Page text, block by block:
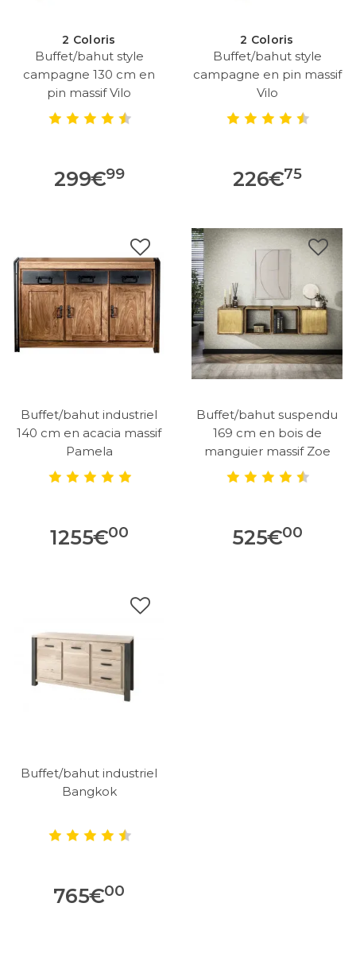
2 Coloris
Buffet/bahut style
campagne 130 cm en
pin massif Vilo
299€99
2 Coloris
Buffet/bahut style
campagne en pin massif
Vilo
226€75
Buffet/bahut industriel
140 cm en acacia massif
Pamela
1255€00
Buffet/bahut suspendu
169 cm en bois de
manguier massif Zoe
525€00
Buffet/bahut industriel
Bangkok
765€00